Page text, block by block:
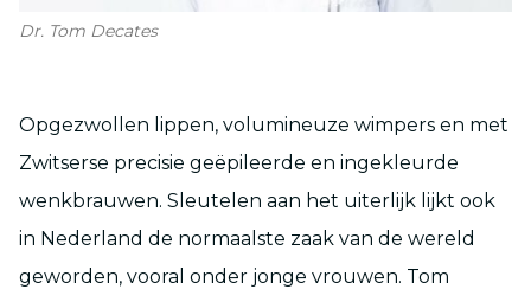
Dr. Tom Decates
Opgezwollen lippen, volumineuze wimpers en met
Zwitserse precisie geëpileerde en ingekleurde
wenkbrauwen. Sleutelen aan het uiterlijk lijkt ook
in Nederland de normaalste zaak van de wereld
geworden, vooral onder jonge vrouwen. Tom